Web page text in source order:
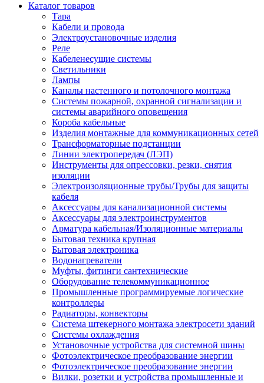
Каталог товаров
Тара
Кабели и провода
Электроустановочные изделия
Реле
Кабеленесущие системы
Светильники
Лампы
Каналы настенного и потолочного монтажа
Системы пожарной, охранной сигнализации и
системы аварийного оповещения
Короба кабельные
Изделия монтажные для коммуникационных сетей
Трансформаторные подстанции
Линии электропередач (ЛЭП)
Инструменты для опрессовки, резки, снятия
изоляции
Электроизоляционные трубы/Трубы для защиты
кабеля
Аксессуары для канализационной системы
Аксессуары для электроинструментов
Арматура кабельная/Изоляционные материалы
Бытовая техника крупная
Бытовая электроника
Водонагреватели
Муфты, фитинги сантехнические
Оборудование телекоммуникационное
Промышленные программируемые логические
контроллеры
Радиаторы, конвекторы
Система штекерного монтажа электросети зданий
Системы охлаждения
Установочные устройства для системной шины
Фотоэлектрическое преобразование энергии
Фотоэлектрическое преобразование энергии
Вилки, розетки и устройства промышленные и